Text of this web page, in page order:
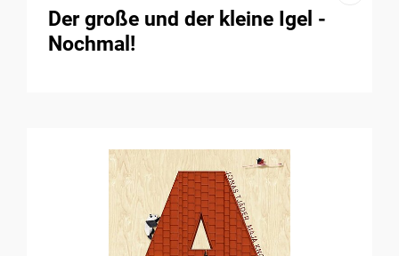
Der große und der kleine Igel -
Nochmal!